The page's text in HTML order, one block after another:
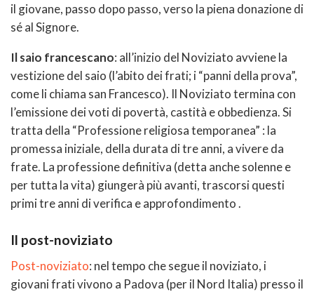
il giovane, passo dopo passo, verso la piena donazione di
sé al Signore.
Il saio francescano: all’inizio del Noviziato avviene la
vestizione del saio (l’abito dei frati; i “panni della prova”,
come li chiama san Francesco). Il Noviziato termina con
l’emissione dei voti di povertà, castità e obbedienza. Si
tratta della “Professione religiosa temporanea” : la
promessa iniziale, della durata di tre anni, a vivere da
frate. La professione definitiva (detta anche solenne e
per tutta la vita) giungerà più avanti, trascorsi questi
primi tre anni di verifica e approfondimento .
Il post-noviziato
Post-noviziato: nel tempo che segue il noviziato, i
giovani frati vivono a Padova (per il Nord Italia) presso il